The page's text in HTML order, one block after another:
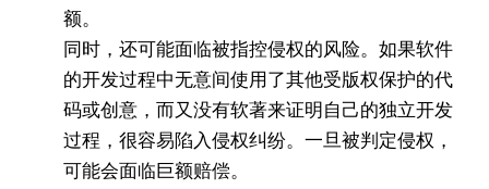
额。
同时，还可能面临被指控侵权的风险。如果软件
的开发过程中无意间使用了其他受版权保护的代
码或创意，而又没有软著来证明自己的独立开发
过程，很容易陷入侵权纠纷。一旦被判定侵权，
可能会面临巨额赔偿。